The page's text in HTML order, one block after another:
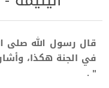
قال رسول الله صلى
في الجنة هكذا،
" .